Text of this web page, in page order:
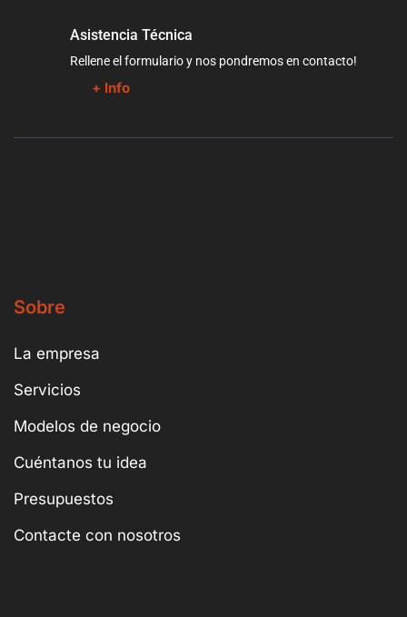
Asistencia Técnica
Rellene el formulario y nos pondremos en contacto!
+ Info
Sobre
La empresa
Servicios
Modelos de negocio
Cuéntanos tu idea
Presupuestos
Contacte con nosotros